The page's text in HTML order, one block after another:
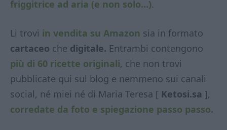
friggitrice ad aria (e non solo…).
Li trovi in vendita su Amazon sia in formato
cartaceo che digitale. Entrambi contengono
più di 60 ricette originali, che non trovi
pubblicate qui sul blog e nemmeno sui canali
social, né miei né di Maria Teresa [ Ketosi.sa ],
corredate da foto e spiegazione passo passo.